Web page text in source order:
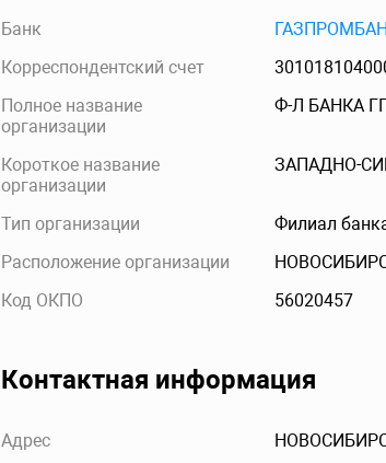
Банк
Корреспондентский счет
Полное название
организации
Ф-Л БАНКА
Короткое название
организации
ЗАПАДНО-
Тип организации
Филиал
Расположение организации
Код ОКПО
56020457
Контактная информация
Адрес